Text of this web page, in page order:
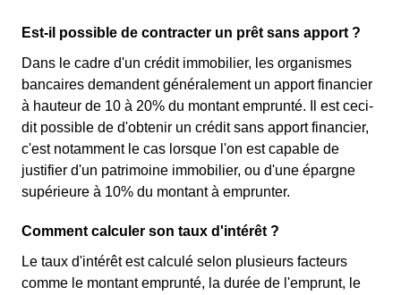
Est-il possible de contracter un prêt sans apport ?
Dans le cadre d'un crédit immobilier, les organismes
bancaires demandent généralement un apport financier
à hauteur de 10 à 20% du montant emprunté. Il est ceci-
dit possible de d'obtenir un crédit sans apport financier,
c'est notamment le cas lorsque l'on est capable de
justifier d'un patrimoine immobilier, ou d'une épargne
supérieure à 10% du montant à emprunter.
Comment calculer son taux d'intérêt ?
Le taux d'intérêt est calculé selon plusieurs facteurs
comme le montant emprunté, la durée de l'emprunt, le